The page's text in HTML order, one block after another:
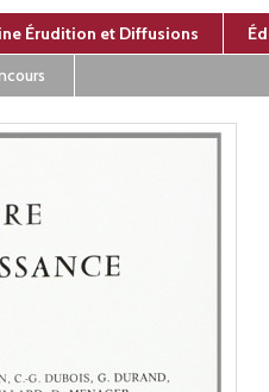
Érudition et Diffusions